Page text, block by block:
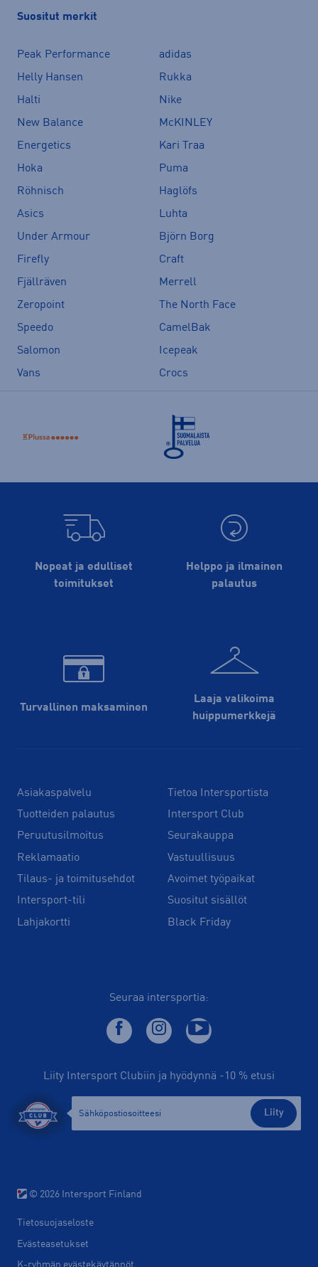
Suositut merkit
Peak Performance
adidas
Helly Hansen
Rukka
Halti
Nike
New Balance
McKINLEY
Energetics
Kari Traa
Hoka
Puma
Röhnisch
Haglöfs
Asics
Luhta
Under Armour
Björn Borg
Firefly
Craft
Fjällräven
Merrell
Zeropoint
The North Face
Speedo
CamelBak
Salomon
Icepeak
Vans
Crocs
Nopeat ja edulliset
toimitukset
Helppo ja ilmainen
palautus
Turvallinen maksaminen
Laaja valikoima
huippu­merkkejä
Asiakaspalvelu
Tuotteiden palautus
Peruutusilmoitus
Reklamaatio
Tilaus- ja toimitusehdot
Intersport-tili
Lahjakortti
Tietoa Intersportista
Intersport Club
Seurakauppa
Vastuullisuus
Avoimet työpaikat
Suositut sisällöt
Black Friday
Seuraa intersportia:
Liity Intersport Clubiin ja hyödynnä -10 % etusi
Liity
© 2026 Intersport Finland
Tietosuojaseloste
Evästeasetukset